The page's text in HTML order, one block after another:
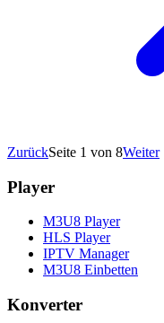
ZurückSeite 1 von 8Weiter
Player
M3U8 Player
HLS Player
IPTV Manager
M3U8 Einbetten
Konverter